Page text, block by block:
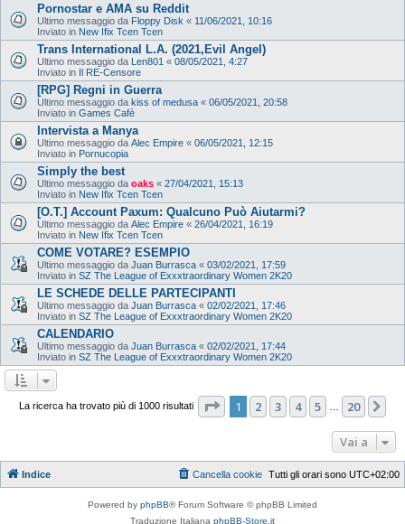
Pornostar e AMA su Reddit
Ultimo messaggio da Floppy Disk « 11/06/2021, 10:16
Inviato in New Ifix Tcen Tcen
Trans International L.A. (2021,Evil Angel)
Ultimo messaggio da Len801 « 08/05/2021, 4:27
Inviato in Il RE-Censore
[RPG] Regni in Guerra
Ultimo messaggio da kiss of medusa « 06/05/2021, 20:58
Inviato in Games Cafè
Intervista a Manya
Ultimo messaggio da Alec Empire « 06/05/2021, 12:15
Inviato in Pornucopia
Simply the best
Ultimo messaggio da oaks « 27/04/2021, 15:13
Inviato in New Ifix Tcen Tcen
[O.T.] Account Paxum: Qualcuno Può Aiutarmi?
Ultimo messaggio da Alec Empire « 26/04/2021, 16:19
Inviato in New Ifix Tcen Tcen
COME VOTARE? ESEMPIO
Ultimo messaggio da Juan Burrasca « 03/02/2021, 17:59
Inviato in SZ The League of Exxxtraordinary Women 2K20
LE SCHEDE DELLE PARTECIPANTI
Ultimo messaggio da Juan Burrasca « 02/02/2021, 17:46
Inviato in SZ The League of Exxxtraordinary Women 2K20
CALENDARIO
Ultimo messaggio da Juan Burrasca « 02/02/2021, 17:44
Inviato in SZ The League of Exxxtraordinary Women 2K20
La ricerca ha trovato più di 1000 risultati Pagina di 20
1 2 3 4 5 20
Vai a
Indice Tutti gli orari sono UTC+02:00
Cancella cookie
Powered by phpBB® Forum Software © phpBB Limited
Traduzione Italiana phpBB-Store.it